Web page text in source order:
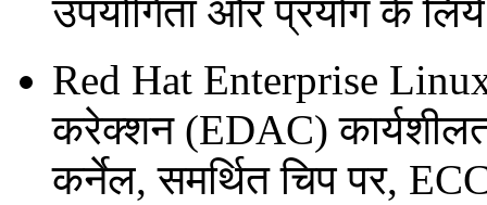
उपयोगिता और प्रयोग के
Red Hat Enterprise
करेक्शन (EDAC)
कर्नेल, समर्थित चिप पर,